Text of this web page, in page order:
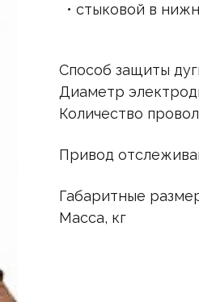
• стыковой в
Способ защиты
Диаметр
Количество
Привод
Габаритные
Масса, кг